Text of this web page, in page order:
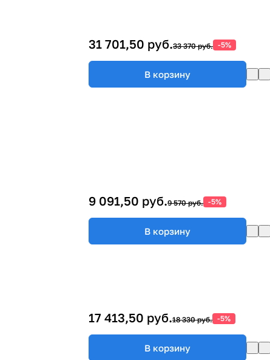
31 701,50 руб.33 370 руб. -5%
В корзину
9 091,50 руб.9 570 руб. -5%
В корзину
17 413,50 руб.18 330 руб. -5%
В корзину